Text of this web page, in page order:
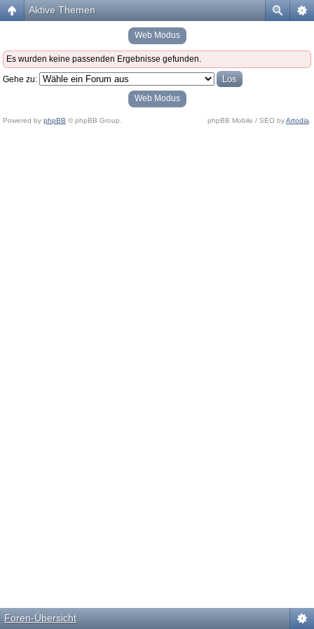
Aktive Themen
Web Modus
Es wurden keine passenden Ergebnisse gefunden.
Gehe zu:
Web Modus
Powered by phpBB © phpBB Group. phpBB Mobile / SEO byArtodia
Foren-Übersicht